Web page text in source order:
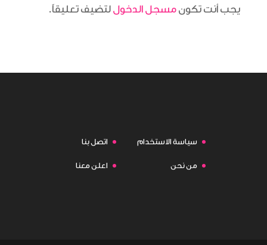
يجب أنت تكون مسجل الدخول لتضيف تعليقاً.
سياسة الاستخدام اتصل بنا
من نحن اعلن معنا